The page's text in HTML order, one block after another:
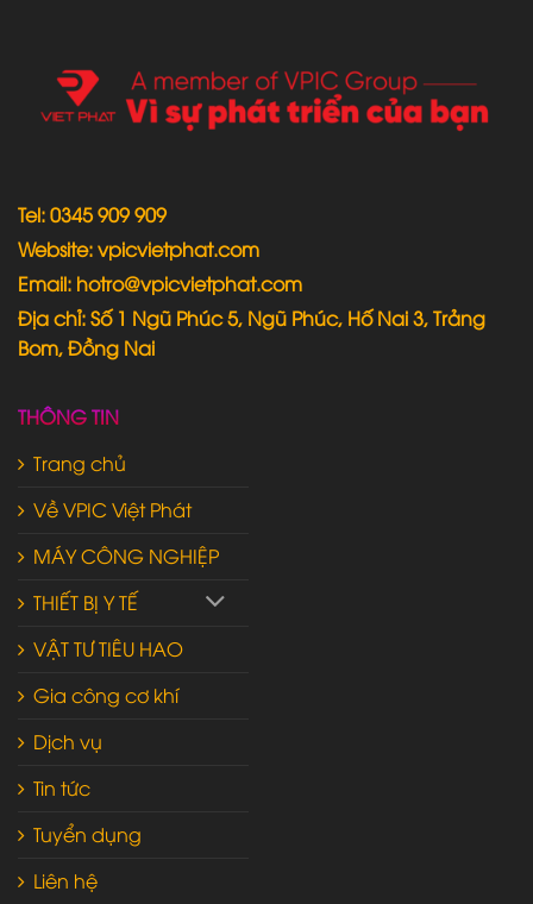
Tel: 0345 909 909
Website: vpicvietphat.com
Email: hotro@vpicvietphat.com
Địa chỉ: Số 1 Ngũ Phúc 5, Ngũ Phúc, Hố Nai 3, Trảng
Bom, Đồng Nai
THÔNG TIN
Trang chủ
Về VPIC Việt Phát
MÁY CÔNG NGHIỆP
THIẾT BỊ Y TẾ
VẬT TƯ TIÊU HAO
Gia công cơ khí
Dịch vụ
Tin tức
Tuyển dụng
Liên hệ